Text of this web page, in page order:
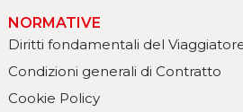
NORMATIVE
Diritti fondamentali del
Condizioni generali di Contratto
Cookie Policy